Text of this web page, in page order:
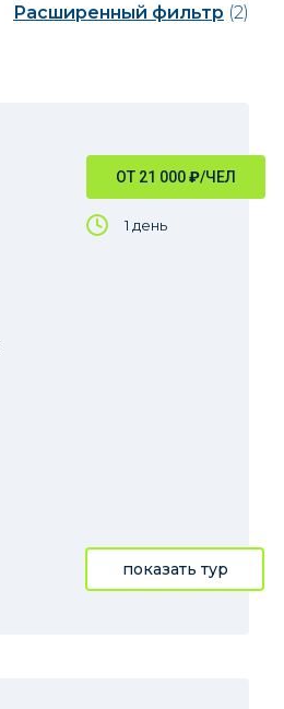
Расширенный фильтр (2)
ОТ 21 000₽/ЧЕЛ
1 день
показать тур